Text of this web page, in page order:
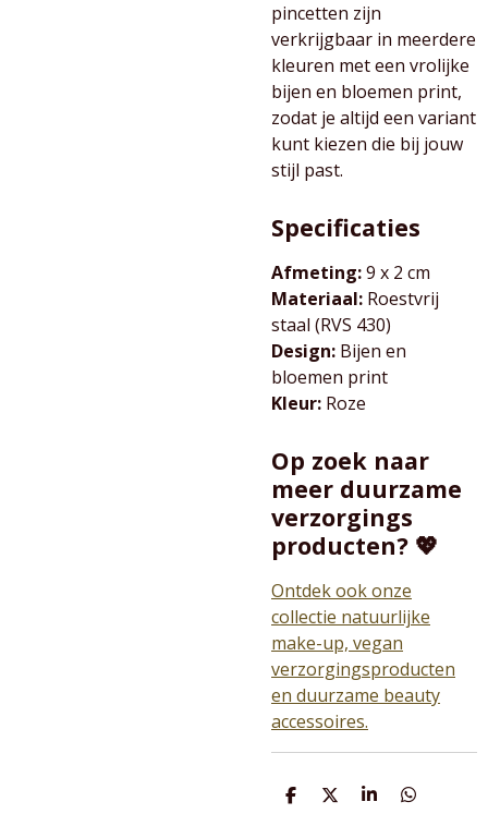
pincetten zijn
verkrijgbaar in meerdere
kleuren met een vrolijke
bijen en bloemen print,
zodat je altijd een variant
kunt kiezen die bij jouw
stijl past.
Specificaties
Afmeting:9 x 2 cm
Materiaal: Roestvrij
staal (RVS 430)
Design: Bijen en
bloemen print
Kleur: Roze
Op zoek naar
meer duurzame
verzorgings
producten? 💖
Ontdek ook onze
collectie natuurlijke
make-up, vegan
verzorgingsproducten
en duurzame beauty
accessoires.
D
D
S
D